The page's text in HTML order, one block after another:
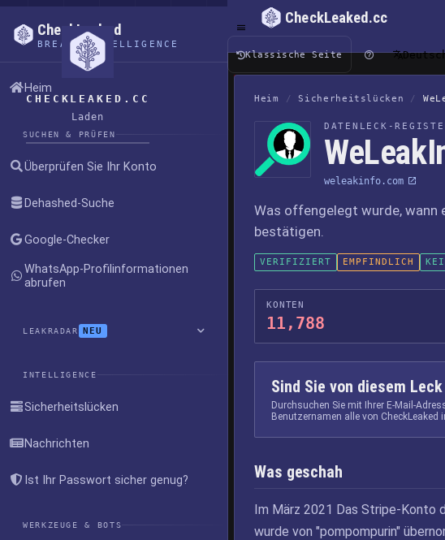
CHECKLEAKED.CC
Laden
CheckLeaked
BREACH INTELLIGENCE
Heim
SUCHEN & PRÜFEN
Überprüfen Sie Ihr Konto
Dehashed-Suche
Google-Checker
WhatsApp-Profilinformationen
abrufen
LEAKRADAR NEU
INTELLIGENCE
Sicherheitslücken
Nachrichten
Ist Ihr Passwort sicher genug?
WERKZEUGE & BOTS
CheckLeaked.cc
Klassische Seite
Heim / Sicherheitslücken /
DATENLECK-
weleakinfo.com
Was offengelegt wurde, wann
bestätigen.
VERIFIZIERT EMPFINDLICH
KONTEN
11,788
Sind Sie von diesem
Durchsuchen Sie mit Ihrer E-Mail-
Benutzernamen alle von CheckLeaked
Was geschah
Im März 2021 Das Stripe-Konto
wurde von "pompompurin"